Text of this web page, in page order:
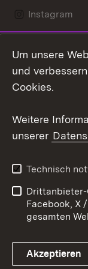
Instagram
Mastodon
Youtube
Link zum
Kontakt
Barrierefreiheit
Impressum
Um unsere
und
Cookies.
Weitere
unserer
Technisch
Facebook, X
gesamten
Akzeptieren